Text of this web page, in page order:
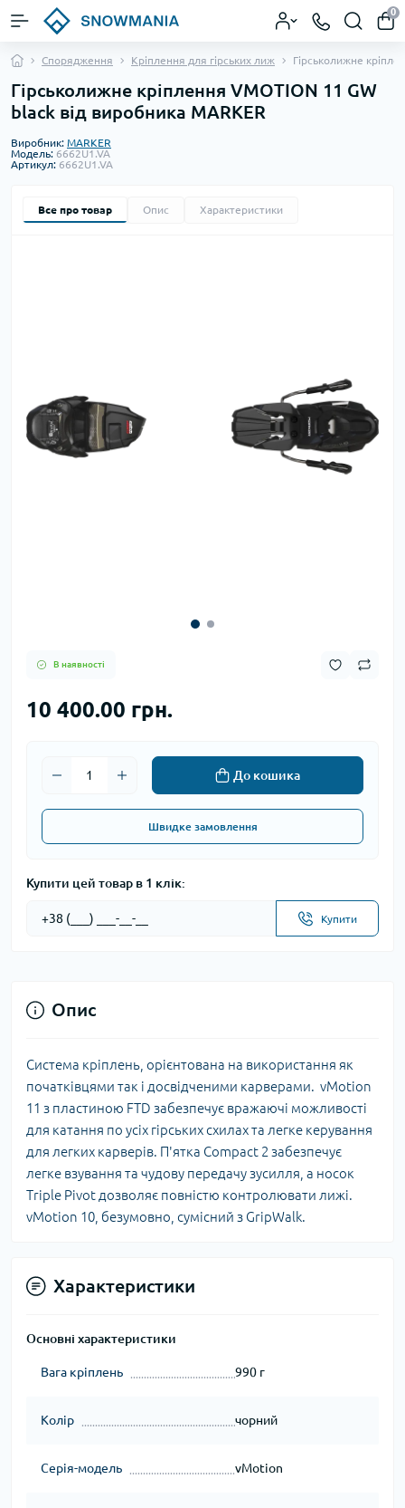
0
Спорядження Кріплення для гірських лиж Гірськолижне
Гірськолижне кріплення VMOTION 11 GW
black від виробника MARKER
Виробник: MARKER
Модель: 6662U1.VA
Артикул: 6662U1.VA
Все про товар Опис Характеристики
В наявності
10 400.00 грн.
До кошика
Швидке замовлення
Купити цей товар в 1 клік:
Купити
Опис
Система кріплень, орієнтована на використання як
початківцями так і досвідченими карверами. vMotion
11 з пластиною FTD забезпечує вражаючі можливості
для катання по усіх гірських схилах та легке керування
для легких карверів. П'ятка Compact 2 забезпечує
легке взування та чудову передачу зусилля, а носок
Triple Pivot дозволяє повністю контролювати лижі.
vMotion 10, безумовно, сумісний з GripWalk.
Характеристики
Основні характеристики
Вага кріплень 990 г
Колір чорний
Серія-модель vMotion